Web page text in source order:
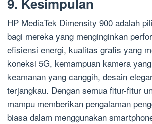
9. Kesimpulan
HP MediaTek Dimensity 900 adalah
bagi mereka yang menginginkan
efisiensi energi, kualitas grafis yang
koneksi 5G, kemampuan kamera
keamanan yang canggih, desain
terjangkau. Dengan semua fitur-fitur
mampu memberikan pengalaman
biasa dalam menggunakan